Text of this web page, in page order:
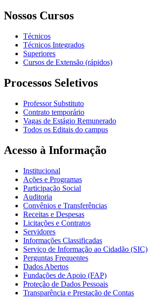
Nossos Cursos
Técnicos
Técnicos Integrados
Superiores
Cursos de Extensão (rápidos)
Processos Seletivos
Professor Substituto
Contrato temporário
Vagas de Estágio Remunerado
Todos os Editais do campus
Acesso à Informação
Institucional
Ações e Programas
Participação Social
Auditoria
Convênios e Transferências
Receitas e Despesas
Licitações e Contratos
Servidores
Informações Classificadas
Serviço de Informação ao Cidadão (SIC)
Perguntas Frequentes
Dados Abertos
Fundações de Apoio (FAP)
Proteção de Dados Pessoais
Transparência e Prestação de Contas